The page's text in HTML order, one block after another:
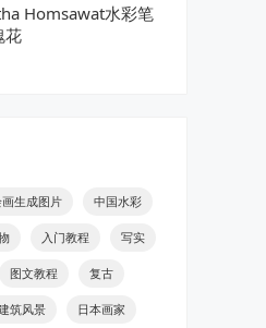
Homsawat水彩笔
花
生成图片 中国水彩
入门教程 写实
图文教程 复古
筑风景 日本画家